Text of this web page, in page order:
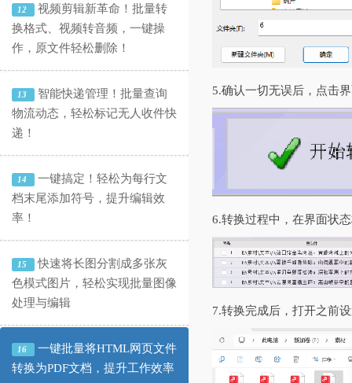
12
视频剪辑新革命！批量转
换格式、视频转音频，一键操
作，原文件轻松删除！
13
智能快递管理！批量查询
物流动态，轻松标记无人收件快
递！
14
一键搞定！轻松为每行文
档末尾添加符号，提升编辑效
率！
15
快速将长图分割成多张灰
色模式图片，轻松实现批量图像
处理与编辑
16
一键批量将HTML网页文件
转换为PDF文档，提升工作效率
5.确认一切无误后，点击
6.转换过程中，在界面状
7.转换完成后，打开之前